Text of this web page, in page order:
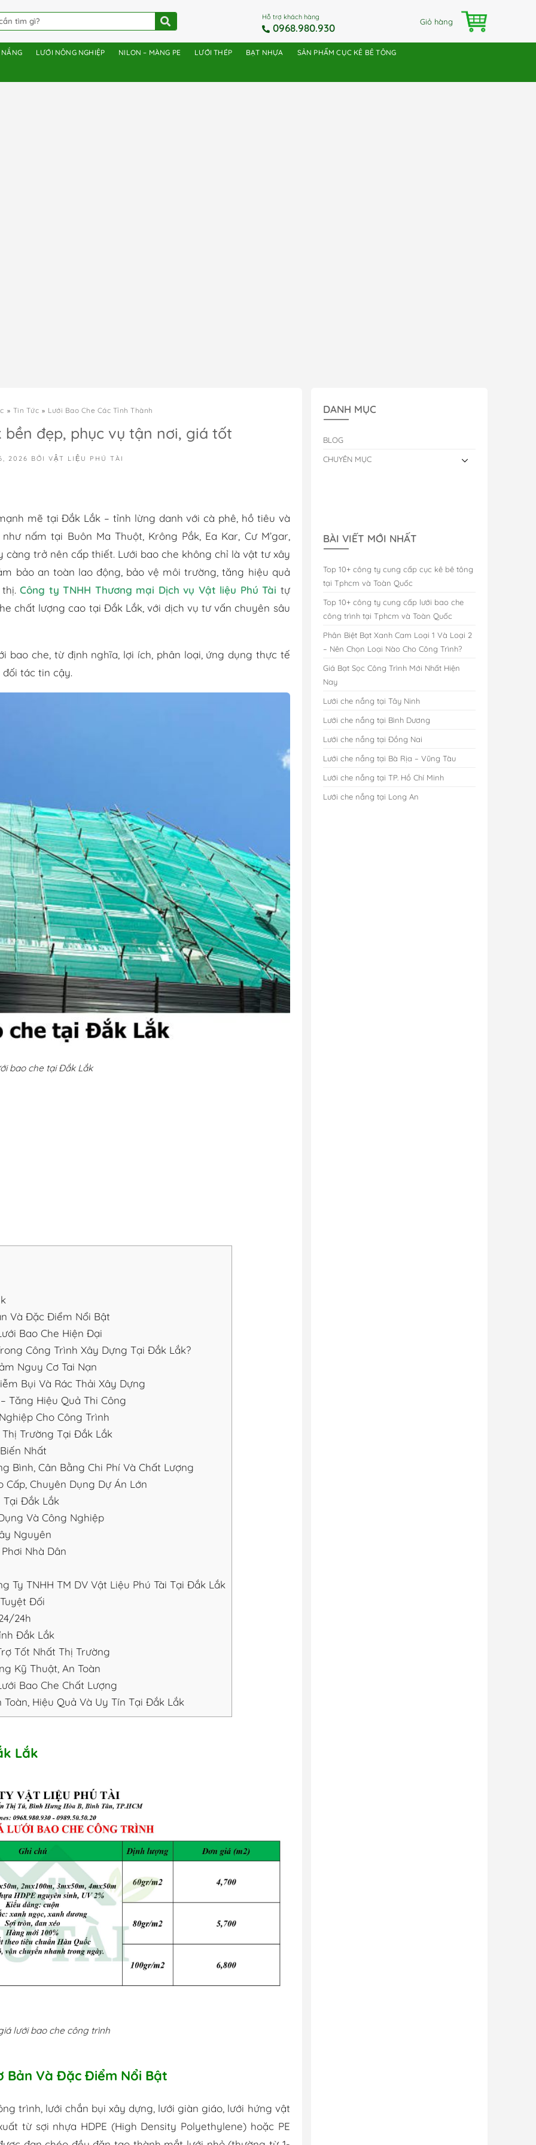
Hỗ trợ khách hàng
0968.980.930 Giỏ hàng
LƯỚI NÔNG NGHIỆP NILON – MÀNG PE LƯỚI THÉP BẠT NHỰA SẢN PHẨM CỤC KÊ BÊ TÔNG
Tin Tức Lưới Bao Che Các Tỉnh Thành
đẹp, phục vụ tận nơi, giá tốt
2026 BỞI VẬT LIỆU PHÚ TÀI
mẽ tại Đắk Lắk – tỉnh lừng danh với cà phê, hồ tiêu và
nấm tại Buôn Ma Thuột, Krông Pắk, Ea Kar, Cư M’gar,
càng trở nên cấp thiết. Lưới bao che không chỉ là vật tư xây
bảo an toàn lao động, bảo vệ môi trường, tăng hiệu quả
thị.Công ty TNHH Thương mại Dịch vụ Vật liệu Phú Tài tự
chất lượng cao tại Đắk Lắk, với dịch vụ tư vấn chuyên sâu
bao che, từ định nghĩa, lợi ích, phân loại, ứng dụng thực tế
đối tác tin cậy.
bao che tại Đắk Lắk
Và Đặc Điểm Nổi Bật
Bao Che Hiện Đại
Công Trình Xây Dựng Tại Đắk Lắk?
Nguy Cơ Tai Nạn
Bụi Và Rác Thải Xây Dựng
Tăng Hiệu Quả Thi Công
Cho Công Trình
Trường Tại Đắk Lắk
Nhất
Bình, Cân Bằng Chi Phí Và Chất Lượng
Cấp, Chuyên Dụng Dự Án Lớn
Tại Đắk Lắk
Và Công Nghiệp
Nguyên
Nhà Dân
Ty TNHH TM DV Vật Liệu Phú Tài Tại Đắk Lắk
Đối
24h
Đắk Lắk
Tốt Nhất Thị Trường
Kỹ Thuật, An Toàn
Bao Che Chất Lượng
Hiệu Quả Và Uy Tín Tại Đắk Lắk
Lắk
lưới bao che công trình
Bản Và Đặc Điểm Nổi Bật
trình, lưới chắn bụi xây dựng, lưới giàn giáo, lưới hứng vật
từ sợi nhựa HDPE (High Density Polyethylene) hoặc PE
DANH MỤC
BLOG
CHUYÊN MỤC
BÀI VIẾT MỚI NHẤT
Top 10+ công ty cung cấp cục kê bê tông
tại Tphcm và Toàn Quốc
Top 10+ công ty cung cấp lưới bao che
công trình tại Tphcm và Toàn Quốc
Phân Biệt Bạt Xanh Cam Loại 1 Và Loại 2
– Nên Chọn Loại Nào Cho Công Trình?
Giá Bạt Sọc Công Trình Mới Nhất Hiện
Nay
Lưới che nắng tại Tây Ninh
Lưới che nắng tại Bình Dương
Lưới che nắng tại Đồng Nai
Lưới che nắng tại Bà Rịa – Vũng Tàu
Lưới che nắng tại TP. Hồ Chí Minh
Lưới che nắng tại Long An